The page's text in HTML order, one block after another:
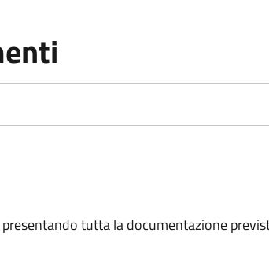
tutta la documentazione